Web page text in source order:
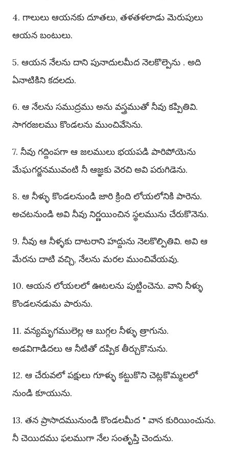
4. గాలులు ఆయనకు దూతలు, తళతళలాడు మెరుపులు
ఆయన బంటులు.
5. ఆయన నేలను దాని పునాదులమీద నెలకొల్పెను . అది
ఏనాటికిని కదలదు.
6. ఆ నేలను సముద్రము అను వస్త్రముతో నీవు కప్పితివి.
సాగరజలము కొండలను ముంచివేసెను.
7. నీవు గద్దింపగా ఆ జలములు భయపడి పారిపోయెను
మేఘగర్జనమువంటి నీ ఆజ్ఞకు వెరచి అవి పరుగిడెను.
8. ఆ నీళ్ళు కొండలనుండి జారి క్రింది లోయలోనికి పారెను.
అచటనుండి అవి నీవు నిర్ణయించిన స్థలమును చేరుకొనెను.
9. నీవు ఆ నీళ్ళకు దాటరాని హద్దును నెలకొల్పితివి. అవి ఆ
మేరను దాటి వచ్చి, నేలను మరల ముంచివేయవు.
10. ఆయన లోయలలో ఊటలను పుట్టించెను. వాని నీళ్ళు
కొండలనడుమ పారును.
11. వన్యమృగములెల్ల ఆ బుగ్గల నీళ్ళు త్రాగును.
అడవిగాడిదలు ఆ నీటితో దప్పిక తీర్చుకొనును.
12. ఆ చేరువలో పక్షులు గూళ్ళు కట్టుకొని చెట్లకొమ్మలలో
నుండి కూయును.
13. తన ప్రాసాదమునుండి కొండలమీద " వాన కురియించును.
నీ చెయిదము ఫలముగా నేల సంతృప్తి చెందును.